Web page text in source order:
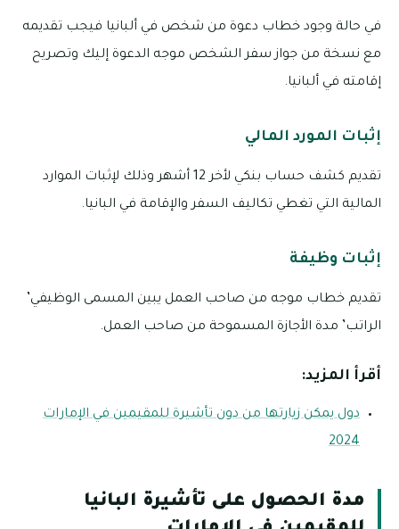
في حالة وجود خطاب دعوة من شخص في ألبانيا فيجب تقديمه
مع نسخة من جواز سفر الشخص موجه الدعوة إليك وتصريح
إقامته في ألبانيا.
إثبات المورد المالي
تقديم كشف حساب بنكي لأخر 12 أشهر وذلك لإثبات الموارد
المالية التي تغطي تكاليف السفر والإقامة في البانيا.
إثبات وظيفة
تقديم خطاب موجه من صاحب العمل يبين المسمى الوظيفي’
الراتب’ مدة الأجازة المسموحة من صاحب العمل.
أقرأ المزيد:
دول يمكن زيارتها من دون تأشيرة للمقيمين في الإمارات
2024
مدة الحصول على تأشيرة البانيا